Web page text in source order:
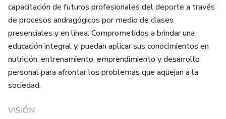
capacitación de futuros profesionales del deporte a través
de procesos andragógicos por medio de clases
presenciales y en línea. Comprometidos a brindar una
educación integral y, puedan aplicar sus conocimientos en
nutrición, entrenamiento, emprendimiento y desarrollo
personal para afrontar los problemas que aquejan a la
sociedad.
VISIÓN